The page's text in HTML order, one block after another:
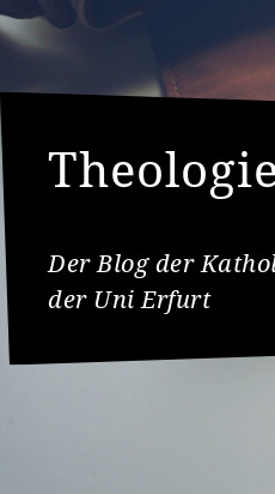
Der Blog der
der Uni Erfurt